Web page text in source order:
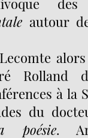
autour
Rolland
à la
du
poésie.